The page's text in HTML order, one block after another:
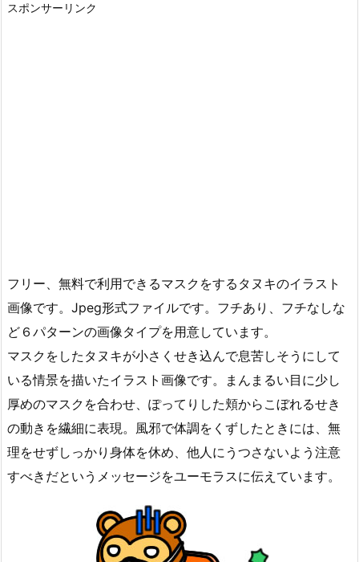
スポンサーリンク
フリー、無料で利用できるマスクをするタヌキのイラスト
画像です。Jpeg形式ファイルです。フチあり、フチなしな
ど６パターンの画像タイプを用意しています。
マスクをしたタヌキが小さくせき込んで息苦しそうにして
いる情景を描いたイラスト画像です。まんまるい目に少し
厚めのマスクを合わせ、ぽってりした頬からこぼれるせき
の動きを繊細に表現。風邪で体調をくずしたときには、無
理をせずしっかり身体を休め、他人にうつさないよう注意
すべきだというメッセージをユーモラスに伝えています。